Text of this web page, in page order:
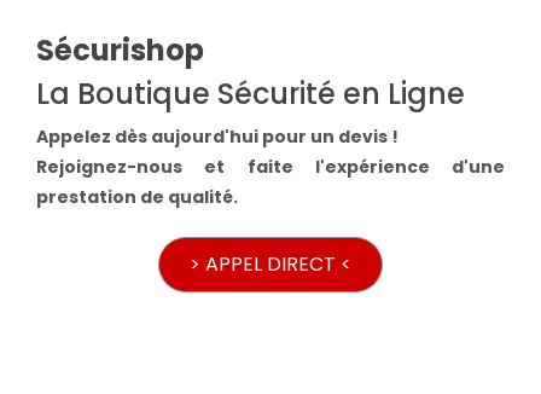
Sécurishop
La Boutique Sécurité en Ligne
Appelez dès aujourd'hui pour un devis !
Rejoignez-nous et faite l'expérience d'une
prestation de qualité.
> APPEL DIRECT <